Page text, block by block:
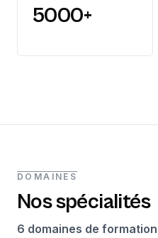
5000+
DOMAINES
Nos spécialités
6 domaines de